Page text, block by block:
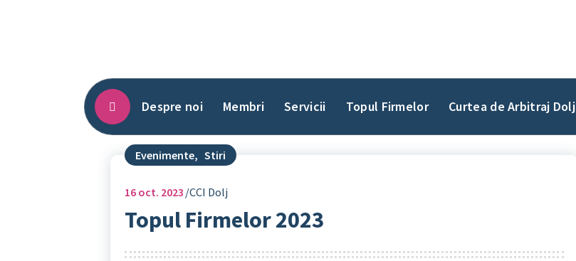
Despre noi Membri Servicii Topul Firmelor Curtea de Arbitraj Dolj
Evenimente, Stiri
16oct. 2023 CCI Dolj
Topul Firmelor 2023